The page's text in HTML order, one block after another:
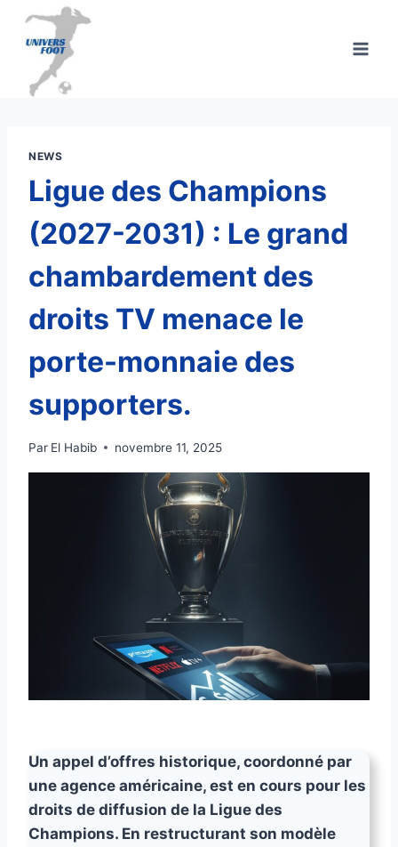
Aller
contenu
NEWS
Ligue des Champions
(2027-2031) : Le grand
chambardement des
droits TV menace le
porte-monnaie des
supporters.
Par El Habib novembre 11, 2025
Un appel d’offres historique, coordonné par
une agence américaine, est en cours pour les
droits de diffusion de la Ligue des
Champions. En restructurant son modèle